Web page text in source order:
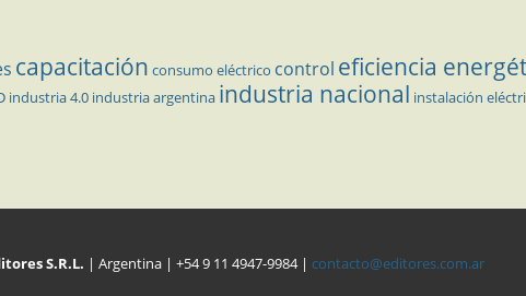
capacitación consumo eléctrico control eficiencia
industria 4.0 industria argentina industria nacional instalación
S.R.L. | Argentina | +54 9 11 4947-9984 | contacto@editores.com.ar